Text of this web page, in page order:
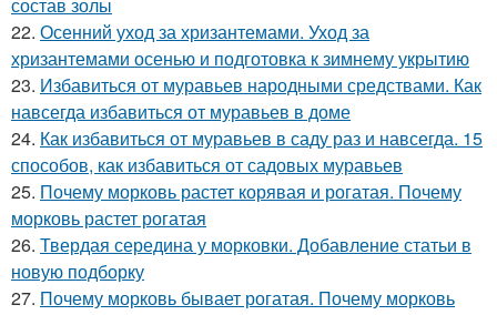
22. Осенний уход за хризантемами. Уход за
хризантемами осенью и подготовка к зимнему укрытию
23. Избавиться от муравьев народными средствами. Как
навсегда избавиться от муравьев в доме
24. Как избавиться от муравьев в саду раз и навсегда. 15
способов, как избавиться от садовых муравьев
25. Почему морковь растет корявая и рогатая. Почему
морковь растет рогатая
26. Твердая середина у морковки. Добавление статьи в
новую подборку
27. Почему морковь бывает рогатая. Почему морковь